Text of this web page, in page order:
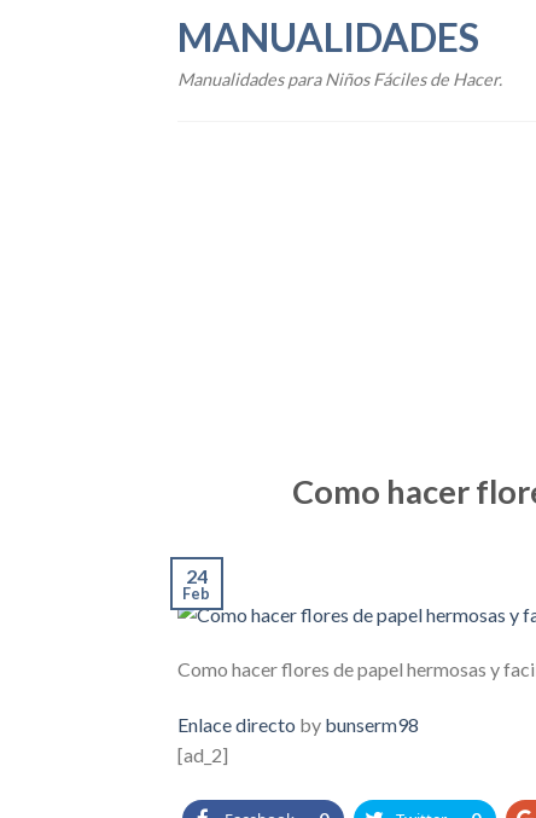
MANUALIDADES
Manualidades para Niños Fáciles de Hacer.
Como hacer
24
Feb
Como hacer flores de papel hermosas y
Enlace directo by bunserm98
[ad_2]